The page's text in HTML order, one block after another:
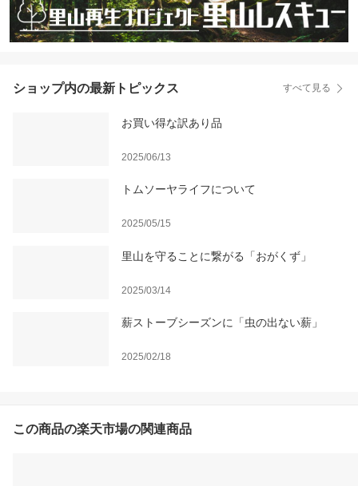
ショップ内の最新トピックス すべて見る
お買い得な訳あり品
2025/06/13
トムソーヤライフについて
2025/05/15
里山を守ることに繋がる「おがくず」
2025/03/14
薪ストーブシーズンに「虫の出ない薪」
2025/02/18
この商品の楽天市場の関連商品